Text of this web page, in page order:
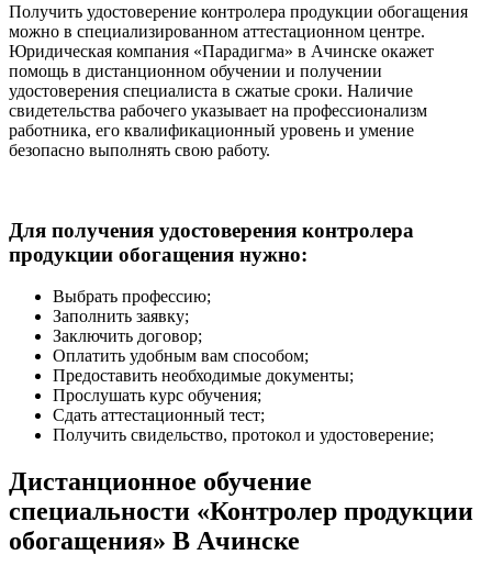
Получить удостоверение контролера продукции обогащения
можно в специализированном аттестационном центре.
Юридическая компания «Парадигма» в Ачинске окажет
помощь в дистанционном обучении и получении
удостоверения специалиста в сжатые сроки. Наличие
свидетельства рабочего указывает на профессионализм
работника, его квалификационный уровень и умение
безопасно выполнять свою работу.
Для получения удостоверения контролера
продукции обогащения нужно:
Выбрать профессию;
Заполнить заявку;
Заключить договор;
Оплатить удобным вам способом;
Предоставить необходимые документы;
Прослушать курс обучения;
Сдать аттестационный тест;
Получить свидельство, протокол и удостоверение;
Дистанционное обучение
специальности «Контролер продукции
обогащения» В Ачинске